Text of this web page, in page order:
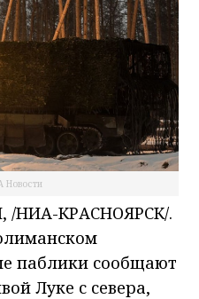
Новости
/НИА-КРАСНОЯРСК/.
паблики сообщают
Луке с севера,